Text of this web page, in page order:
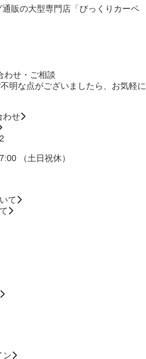
販の大型専門店「びっくりカーペ
明な点がございましたら、お気軽に
わせ
（土日祝休）
て
ン